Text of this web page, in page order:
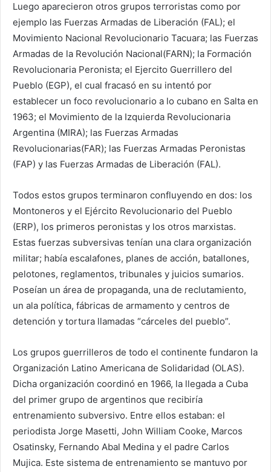
Luego aparecieron otros grupos terroristas como por
ejemplo las Fuerzas Armadas de Liberación (FAL); el
Movimiento Nacional Revolucionario Tacuara; las Fuerzas
Armadas de la Revolución Nacional(FARN); la Formación
Revolucionaria Peronista; el Ejercito Guerrillero del
Pueblo (EGP), el cual fracasó en su intentó por
establecer un foco revolucionario a lo cubano en Salta en
1963; el Movimiento de la Izquierda Revolucionaria
Argentina (MIRA); las Fuerzas Armadas
Revolucionarias(FAR); las Fuerzas Armadas Peronistas
(FAP) y las Fuerzas Armadas de Liberación (FAL).
Todos estos grupos terminaron confluyendo en dos: los
Montoneros y el Ejército Revolucionario del Pueblo
(ERP), los primeros peronistas y los otros marxistas.
Estas fuerzas subversivas tenían una clara organización
militar; había escalafones, planes de acción, batallones,
pelotones, reglamentos, tribunales y juicios sumarios.
Poseían un área de propaganda, una de reclutamiento,
un ala política, fábricas de armamento y centros de
detención y tortura llamadas “cárceles del pueblo”.
Los grupos guerrilleros de todo el continente fundaron la
Organización Latino Americana de Solidaridad (OLAS).
Dicha organización coordinó en 1966, la llegada a Cuba
del primer grupo de argentinos que recibiría
entrenamiento subversivo. Entre ellos estaban: el
periodista Jorge Masetti, John William Cooke, Marcos
Osatinsky, Fernando Abal Medina y el padre Carlos
Mujica. Este sistema de entrenamiento se mantuvo por